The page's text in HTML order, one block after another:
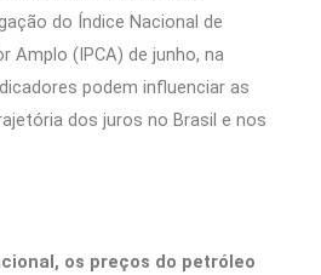
do Índice Nacional de
Amplo (IPCA) de junho, na
podem influenciar as
dos juros no Brasil e nos
os preços do petróleo